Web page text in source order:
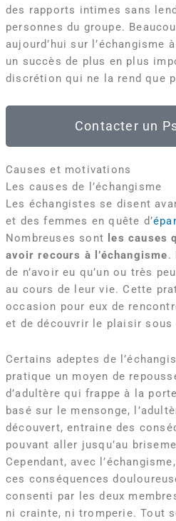
des rapports intimes sans
personnes du groupe.
aujourd’hui sur l’échangisme
un succès de plus en plus
discrétion qui ne la rend que
Contacter un
Causes et motivations
Les causes de l’échangisme
Les échangistes se disent
et des femmes en quête d’
Nombreuses sont
les causes
avoir recours à l’échangisme.
de n’avoir eu qu’un ou très
au cours de leur vie. Cette
occasion pour eux de
et de découvrir le plaisir sous
Certains adeptes de
pratique un moyen de
d’adultère qui frappe à la
basé sur le mensonge,
découvert, entraine des
pouvant aller jusqu’au
Cependant, avec
ces conséquences
consenti par les deux
ni crainte, ni tromperie. Tout